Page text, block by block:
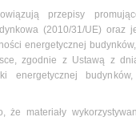
przepisy
(2010/31/UE) oraz
energetycznej
zgodnie z Ustawą z
energetycznej
że materiały